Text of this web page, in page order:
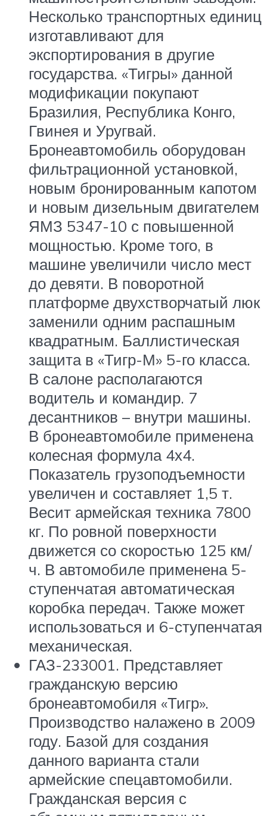
Несколько транспортных единиц
изготавливают для
экспортирования в другие
государства. «Тигры» данной
модификации покупают
Бразилия, Республика Конго,
Гвинея и Уругвай.
Бронеавтомобиль оборудован
фильтрационной установкой,
новым бронированным капотом
и новым дизельным двигателем
ЯМЗ 5347-10 с повышенной
мощностью. Кроме того, в
машине увеличили число мест
до девяти. В поворотной
платформе двухстворчатый люк
заменили одним распашным
квадратным. Баллистическая
защита в «Тигр-М» 5-го класса.
В салоне располагаются
водитель и командир. 7
десантников – внутри машины.
В бронеавтомобиле применена
колесная формула 4х4.
Показатель грузоподъемности
увеличен и составляет 1,5 т.
Весит армейская техника 7800
кг. По ровной поверхности
движется со скоростью 125 км/
ч. В автомобиле применена 5-
ступенчатая автоматическая
коробка передач. Также может
использоваться и 6-ступенчатая
механическая.
ГАЗ-233001. Представляет
гражданскую версию
бронеавтомобиля «Тигр».
Производство налажено в 2009
году. Базой для создания
данного варианта стали
армейские спецавтомобили.
Гражданская версия с